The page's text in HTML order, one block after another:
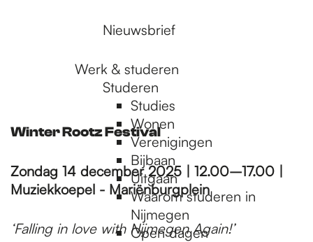
Nieuwsbrief
Werk & studeren
Studeren
Studies
Wonen
Verenigingen
Bijbaan
Uitgaan
Waarom studeren in
Nijmegen
Open dagen
Winter Rootz Festival
Zondag 14 december 2025 | 12.00–17.00 |
Muziekkoepel - Mariënburgplein
‘Falling in love with Nijmegen Again!’